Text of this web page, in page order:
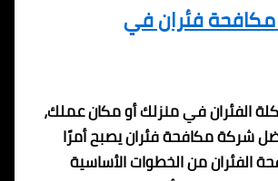
فئران في
الفئران في منزلك أو مكان عملك،
شركة مكافحة فئران يصبح أمرًا
الفئران من الخطوات الأساسية